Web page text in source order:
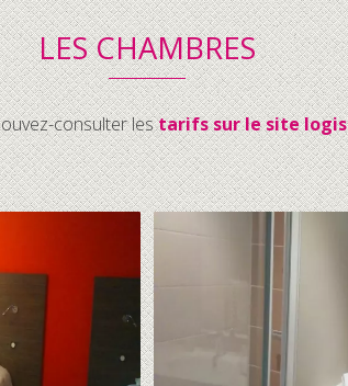
LES CHAMBRES
consulter lestarifs sur le site logis